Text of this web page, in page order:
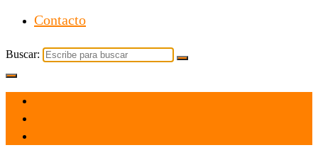
Contacto
Buscar: